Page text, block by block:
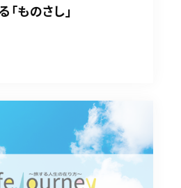
ものさし」